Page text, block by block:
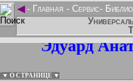
◄- Главная - Сервис-
Эдуард
▼ О СТРАНИЦЕ ▼